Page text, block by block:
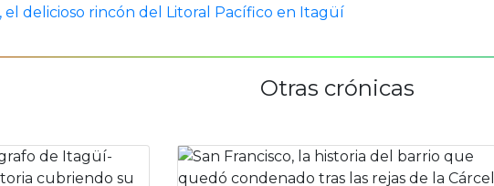
el delicioso rincón del Litoral Pacífico en Itagüí
Otras crónicas